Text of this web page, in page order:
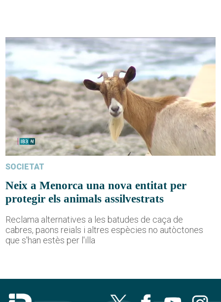
SOCIETAT
Neix a Menorca una nova entitat per
protegir els animals assilvestrats
Reclama alternatives a les batudes de caça de
cabres, paons reials i altres espècies no autòctones
que s'han estès per l'illa